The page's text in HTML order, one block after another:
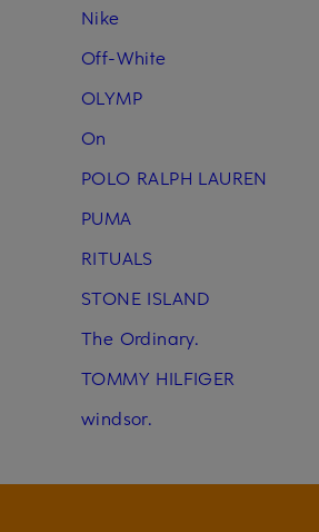
Nike
Off-White
OLYMP
On
POLO RALPH LAUREN
PUMA
RITUALS
STONE ISLAND
The Ordinary.
TOMMY HILFIGER
windsor.